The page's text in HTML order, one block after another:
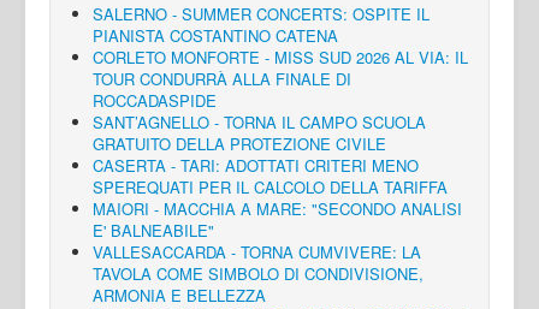
SALERNO - SUMMER CONCERTS: OSPITE IL
PIANISTA COSTANTINO CATENA
CORLETO MONFORTE - MISS SUD 2026 AL VIA: IL
TOUR CONDURRÀ ALLA FINALE DI
ROCCADASPIDE
SANT’AGNELLO - TORNA IL CAMPO SCUOLA
GRATUITO DELLA PROTEZIONE CIVILE
CASERTA - TARI: ADOTTATI CRITERI MENO
SPEREQUATI PER IL CALCOLO DELLA TARIFFA
MAIORI - MACCHIA A MARE: "SECONDO ANALISI
E' BALNEABILE"
VALLESACCARDA - TORNA CUMVIVERE: LA
TAVOLA COME SIMBOLO DI CONDIVISIONE,
ARMONIA E BELLEZZA